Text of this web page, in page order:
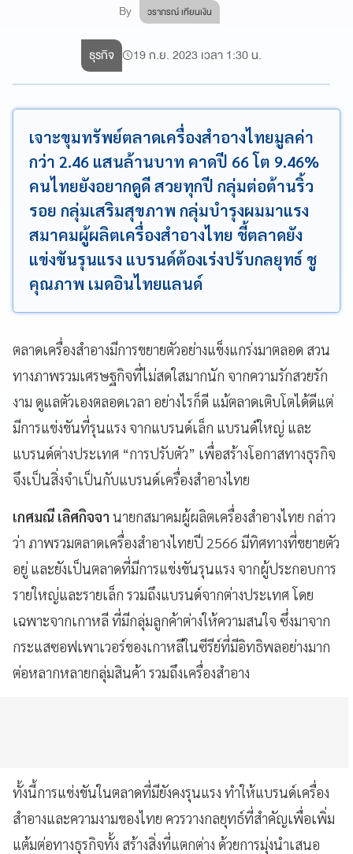
By วราภรณ์ เทียนเงิน
ธุรกิจ 19 ก.ย. 2023 เวลา 1:30 น.
เจาะขุมทรัพย์ตลาดเครื่องสำอางไทยมูลค่า
กว่า 2.46 แสนล้านบาท คาดปี 66 โต 9.46%
คนไทยยังอยากดูดี สวยทุกปี กลุ่มต่อต้านริ้ว
รอย กลุ่มเสริมสุขภาพ กลุ่มบำรุงผมมาแรง
สมาคมผู้ผลิตเครื่องสำอางไทย ชี้ตลาดยัง
แข่งขันรุนแรง แบรนด์ต้องเร่งปรับกลยุทธ์ ชู
คุณภาพ เมดอินไทยแลนด์
ตลาดเครื่องสำอางมีการขยายตัวอย่างแข็งแกร่งมาตลอด สวน
ทางภาพรวมเศรษฐกิจที่ไม่สดใสมากนัก จากความรักสวยรัก
งาม ดูแลตัวเองตลอดเวลา อย่างไรก็ดี แม้ตลาดเติบโตได้ดีแต่
มีการแข่งขันที่รุนแรง จากแบรนด์เล็ก แบรนด์ใหญ่ และ
แบรนด์ต่างประเทศ “การปรับตัว” เพื่อสร้างโอกาสทางธุรกิจ
จึงเป็นสิ่งจำเป็นกับแบรนด์เครื่องสำอางไทย
เกศมณี เลิศกิจจา นายกสมาคมผู้ผลิตเครื่องสำอางไทย กล่าว
ว่า ภาพรวมตลาดเครื่องสำอางไทยปี 2566 มีทิศทางที่ขยายตัว
อยู่ และยังเป็นตลาดที่มีการแข่งขันรุนแรง จากผู้ประกอบการ
รายใหญ่และรายเล็ก รวมถึงแบรนด์จากต่างประเทศ โดย
เฉพาะจากเกาหลี ที่มีกลุ่มลูกค้าต่างให้ความสนใจ ซึ่งมาจาก
กระแสซอฟเพาเวอร์ของเกาหลีในซีรีย์ที่มีอิทธิพลอย่างมาก
ต่อหลากหลายกลุ่มสินค้า รวมถึงเครื่องสำอาง
ทั้งนี้การแข่งขันในตลาดที่มียังคงรุนแรง ทำให้แบรนด์เครื่อง
สำอางและความงามของไทย ควรวางกลยุทธ์ที่สำคัญเพื่อเพิ่ม
แต้มต่อทางธุรกิจทั้ง สร้างสิ่งที่แตกต่าง ด้วยการมุ่งนำเสนอ